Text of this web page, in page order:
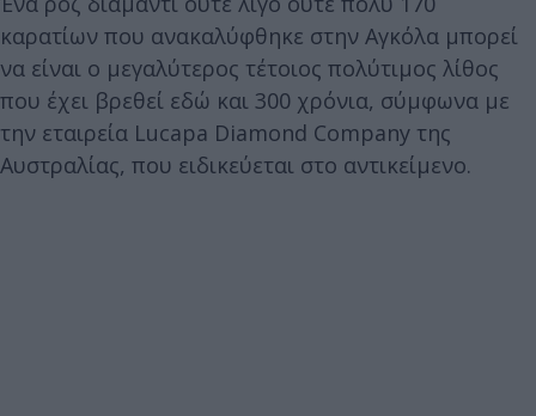
καρατίων που ανακαλύφθηκε στην Αγκόλα μπορεί
να είναι ο μεγαλύτερος τέτοιος πολύτιμος λίθος
που έχει βρεθεί εδώ και 300 χρόνια, σύμφωνα με
την εταιρεία Lucapa Diamond Company της
Αυστραλίας, που ειδικεύεται στο αντικείμενο.